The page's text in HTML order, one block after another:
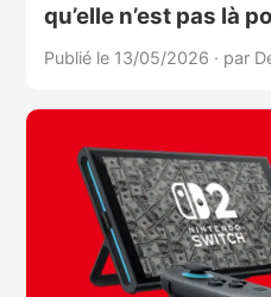
qu’elle n’est pas là
Publié le 13/05/2026 · par